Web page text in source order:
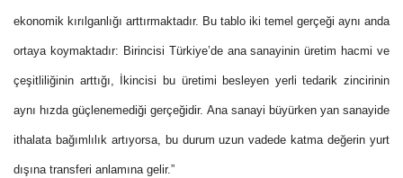
ekonomik kırılganlığı arttırmaktadır. Bu tablo iki temel gerçeği aynı anda
ortaya koymaktadır: Birincisi Türkiye’de ana sanayinin üretim hacmi ve
çeşitliliğinin arttığı, İkincisi bu üretimi besleyen yerli tedarik zincirinin
aynı hızda güçlenemediği gerçeğidir. Ana sanayi büyürken yan sanayide
ithalata bağımlılık artıyorsa, bu durum uzun vadede katma değerin yurt
dışına transferi anlamına gelir.”